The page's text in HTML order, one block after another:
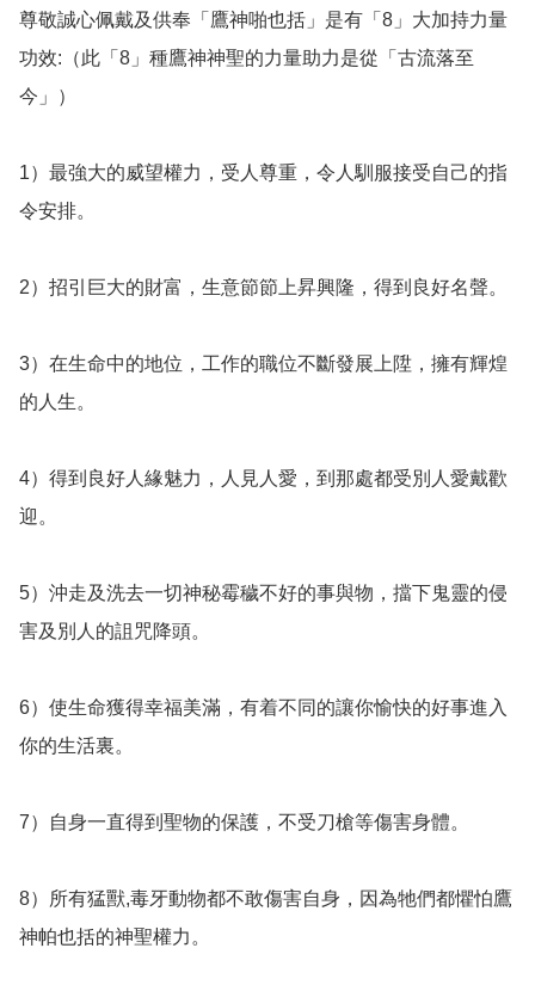
尊敬誠心佩戴及供奉「鷹神啪也括」是有「8」大加持力量
功效:（此「8」種鷹神神聖的力量助力是從「古流落至
今」）
1）最強大的威望權力，受人尊重，令人馴服接受自己的指
令安排。
2）招引巨大的財富，生意節節上昇興隆，得到良好名聲。
3）在生命中的地位，工作的職位不斷發展上陞，擁有輝煌
的人生。
4）得到良好人緣魅力，人見人愛，到那處都受別人愛戴歡
迎。
5）沖走及洗去一切神秘霉穢不好的事與物，擋下鬼靈的侵
害及別人的詛咒降頭。
6）使生命獲得幸福美滿，有着不同的讓你愉快的好事進入
你的生活裏。
7）自身一直得到聖物的保護，不受刀槍等傷害身體。
8）所有猛獸,毒牙動物都不敢傷害自身，因為牠們都懼怕鷹
神帕也括的神聖權力。